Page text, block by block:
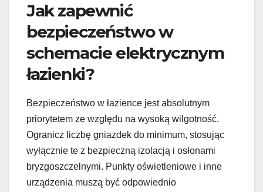
Jak zapewnić
bezpieczeństwo w
schemacie elektrycznym
łazienki?
Bezpieczeństwo w łazience jest absolutnym
priorytetem ze względu na wysoką wilgotność.
Ogranicz liczbę gniazdek do minimum, stosując
wyłącznie te z bezpieczną izolacją i osłonami
bryzgoszczelnymi. Punkty oświetleniowe i inne
urządzenia muszą być odpowiednio